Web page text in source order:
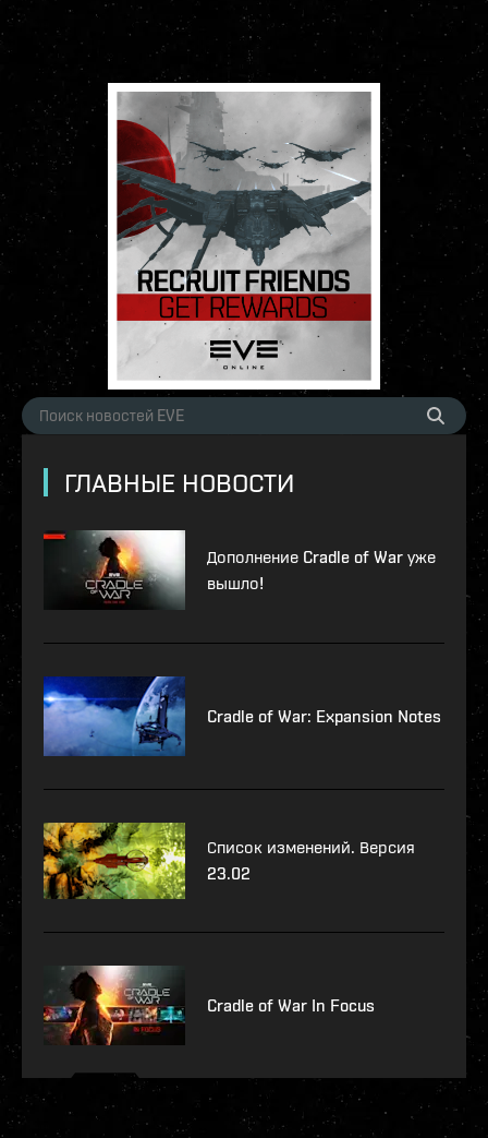
ГЛАВНЫЕ НОВОСТИ
Дополнение Cradle of War уже
вышло!
Cradle of War: Expansion Notes
Список изменений. Версия
23.02
Cradle of War In Focus